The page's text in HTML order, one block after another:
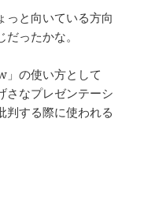
っと向いている方向
ったかな。
の使い方として
さなプレゼンテーシ
判する際に使われる